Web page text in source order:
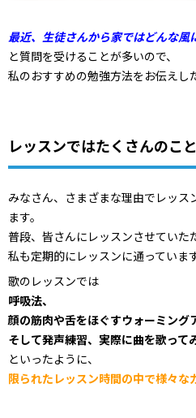
最近、生徒さんから家ではどんな風
と質問を受けることが多いので、
私のおすすめの勉強方法をお伝えし
レッスンではたくさんのこ
みなさん、さまざまな理由でレッス
ます。
普段、皆さんにレッスンさせていた
私も定期的にレッスンに通っています
歌のレッスンでは
呼吸法、
顔の筋肉や舌をほぐすウォーミング
そして発声練習、実際に曲を歌って
といったように、
限られたレッスン時間の中で様々な